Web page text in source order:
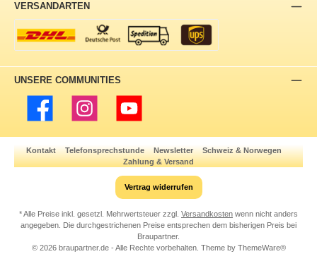
VERSANDARTEN
UNSERE COMMUNITIES
Facebook Instagram YouTube
Kontakt Telefonsprechstunde Newsletter
Schweiz & Norwegen
Zahlung & Versand
Vertrag widerrufen
* Alle Preise inkl. gesetzl. Mehrwertsteuer zzgl. Versandkosten wenn nicht anders
angegeben. Die durchgestrichenen Preise entsprechen dem bisherigen Preis bei
Braupartner.
© 2026 braupartner.de - Alle Rechte vorbehalten. Theme by ThemeWare®